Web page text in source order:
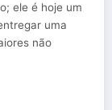
ele é hoje um
uma
não